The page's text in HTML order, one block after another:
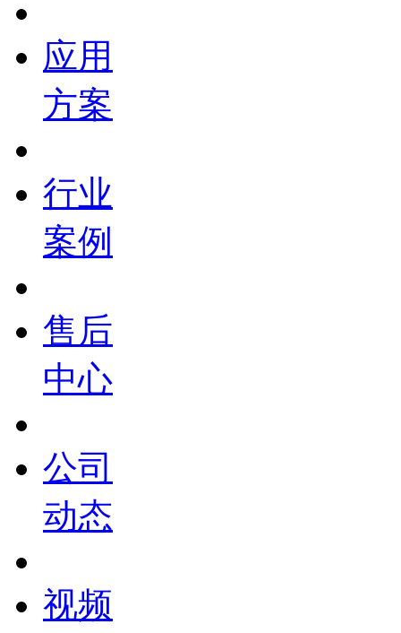
应用
方案
行业
案例
售后
中心
公司
动态
视频